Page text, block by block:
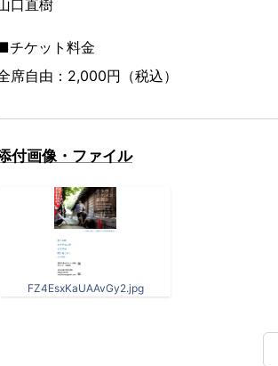
口直樹
チケット料金
席自由：2,000円（税込）
付画像・ファイル
FZ4EsxKaUAAvGy2.jpg